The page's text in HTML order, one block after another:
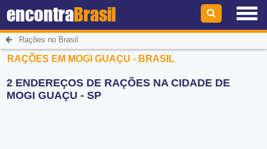
encontraBrasil
Rações no Brasil
RAÇÕES EM MOGI GUAÇU - BRASIL
2 ENDEREÇOS DE RAÇÕES NA CIDADE DE
MOGI GUAÇU - SP